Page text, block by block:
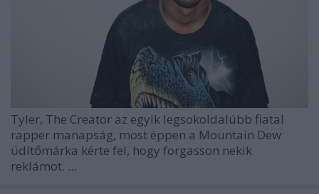
Tyler, The Creator az egyik legsokoldalúbb fiatal
rapper manapság, most éppen a Mountain Dew
üdítőmárka kérte fel, hogy forgasson nekik
reklámot. ...